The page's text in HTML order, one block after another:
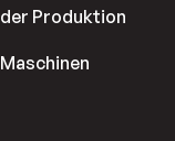
der Produktion